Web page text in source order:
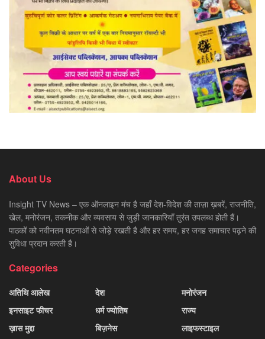
About Us
Insight TV News – एक ऑनलाइन मंच है जहाँ देश-विदेश की ताज़ा ख़बरें, राजनीति,
खेल, मनोरंजन, तकनीक और व्यवसाय से जुड़ी जानकारियाँ तुरंत उपलब्ध होती हैं।
पाठकों को नवीनतम घटनाओं से जोड़े रखती है और हर समय, हर जगह समाचार पढ़ने की
सुविधा प्रदान करती है।
Categories
अतिथि आलेख
इनसाइट फीचर
ख़ास मुद्दा
देश
धर्म ज्योतिष
बिज़नेस
मनोरंजन
राज्य
लाइफस्टाइल